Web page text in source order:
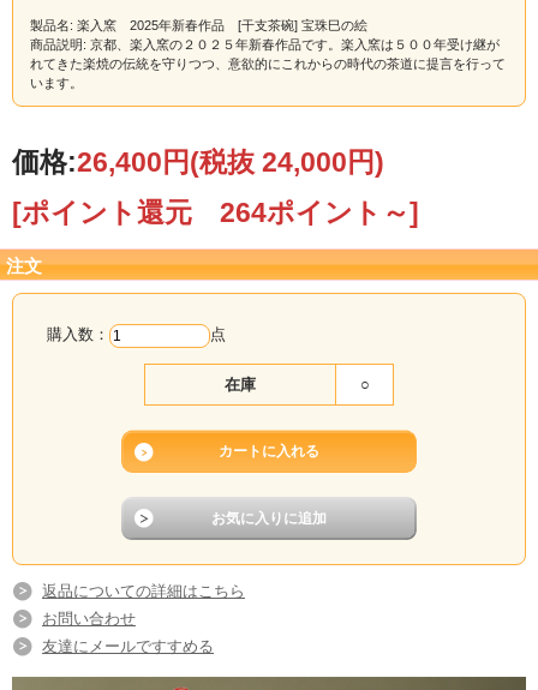
製品名: 楽入窯 2025年新春作品 [干支茶碗] 宝珠巳の絵
商品説明: 京都、楽入窯の２０２５年新春作品です。楽入窯は５００年受け継が
れてきた楽焼の伝統を守りつつ、意欲的にこれからの時代の茶道に提言を行って
います。
価格:26,400円(税抜 24,000円)
[ポイント還元 264ポイント～]
注文
購入数： 点
在庫 ○
返品についての詳細はこちら
お問い合わせ
友達にメールですすめる